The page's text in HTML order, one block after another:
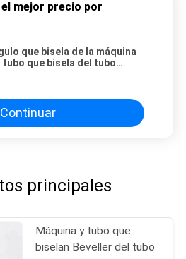
mejor precio por
que bisela de la máquina
tubo que bisela del tubo
Continuar
principales
Máquina y tubo que
biselan Beveller del tubo